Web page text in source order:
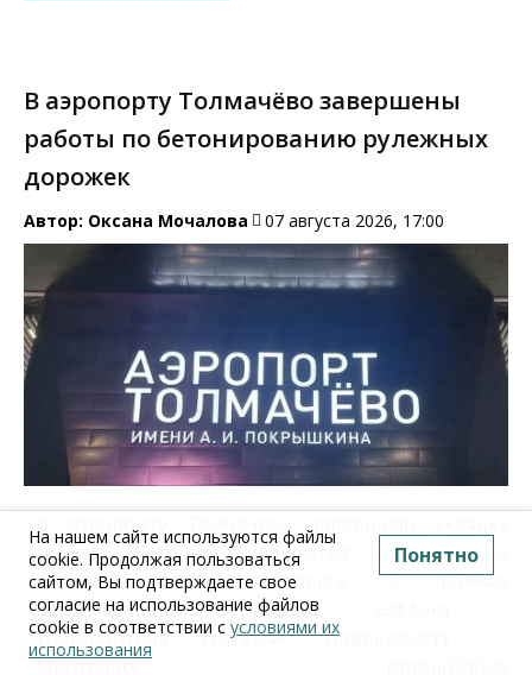
В аэропорту Толмачёво завершены
работы по бетонированию рулежных
дорожек
Автор: Оксана Мочалова 07 августа 2026, 17:00
В аэропорту Толмачево завершили укладку
свежего бетонного покрытия на рулежных
дорожках. Работы велись в рамках
национального проекта «Эффективная
транспортная система». Подведомственная
Минтрансу организация
На нашем сайте используются файлы
cookie. Продолжая пользоваться
сайтом, Вы подтверждаете свое
согласие на использование файлов
cookie в соответствии с условиями их
использования
Понятно